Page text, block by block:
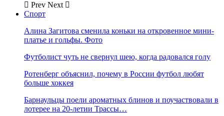
Prev Next
Спорт
Алина Загитова сменила коньки на откровенное мини-
платье и гольфы. Фото
Футболист чуть не свернул шею, когда радовался голу
Ротенберг объяснил, почему в России футбол любят
больше хоккея
Барнаульцы поели ароматных блинов и поучаствовали в
лотерее на 20-летии Трассы…